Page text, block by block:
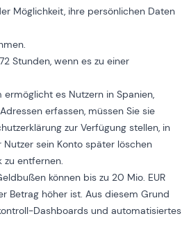
Möglichkeit, ihre persönlichen Daten
Stunden, wenn es zu einer
es Nutzern in Spanien,
erfassen, müssen Sie sie
zur Verfügung stellen, in
sein Konto später löschen
zu entfernen.
können bis zu 20 Mio. EUR
Betrag höher ist. Aus diesem Grund
Dashboards und automatisiertes